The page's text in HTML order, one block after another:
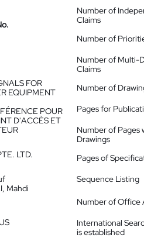
FOR
EQUIPMENT
POUR
D'ACCÈS ET
LTD.
Mahdi
Number of
Claims
Number of
Number of Multi-
Claims
Number of
Pages for
Number of Pages
Drawings
Pages of
Sequence Listing
Number of Office
International
is established